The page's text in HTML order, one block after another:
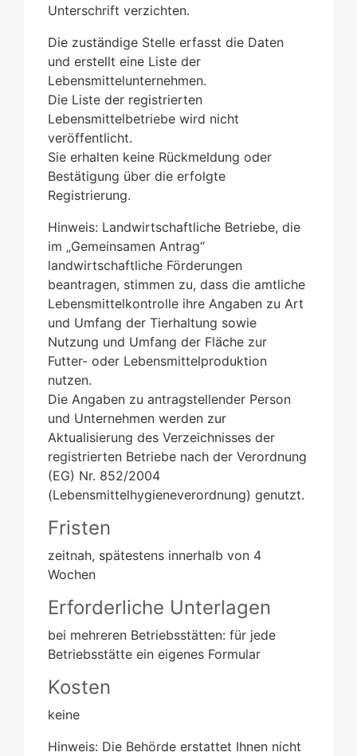
Unterschrift verzichten.
Die zuständige Stelle erfasst die Daten
und erstellt eine Liste der
Lebensmittelunternehmen.
Die Liste der registrierten
Lebensmittelbetriebe wird nicht
veröffentlicht.
Sie erhalten keine Rückmeldung oder
Bestätigung über die erfolgte
Registrierung.
Hinweis: Landwirtschaftliche Betriebe, die
im „Gemeinsamen Antrag“
landwirtschaftliche Förderungen
beantragen, stimmen zu, dass die amtliche
Lebensmittelkontrolle ihre Angaben zu Art
und Umfang der Tierhaltung sowie
Nutzung und Umfang der Fläche zur
Futter- oder Lebensmittelproduktion
nutzen.
Die Angaben zu antragstellender Person
und Unternehmen werden zur
Aktualisierung des Verzeichnisses der
registrierten Betriebe nach der Verordnung
(EG) Nr. 852/2004
(Lebensmittelhygieneverordnung) genutzt.
Fristen
zeitnah, spätestens innerhalb von 4
Wochen
Erforderliche Unterlagen
bei mehreren Betriebsstätten: für jede
Betriebsstätte ein eigenes Formular
Kosten
keine
Hinweis: Die Behörde erstattet Ihnen nicht